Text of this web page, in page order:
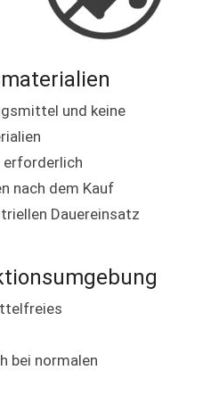
und keine
erforderlich
nach dem Kauf
Dauereinsatz
bei normalen